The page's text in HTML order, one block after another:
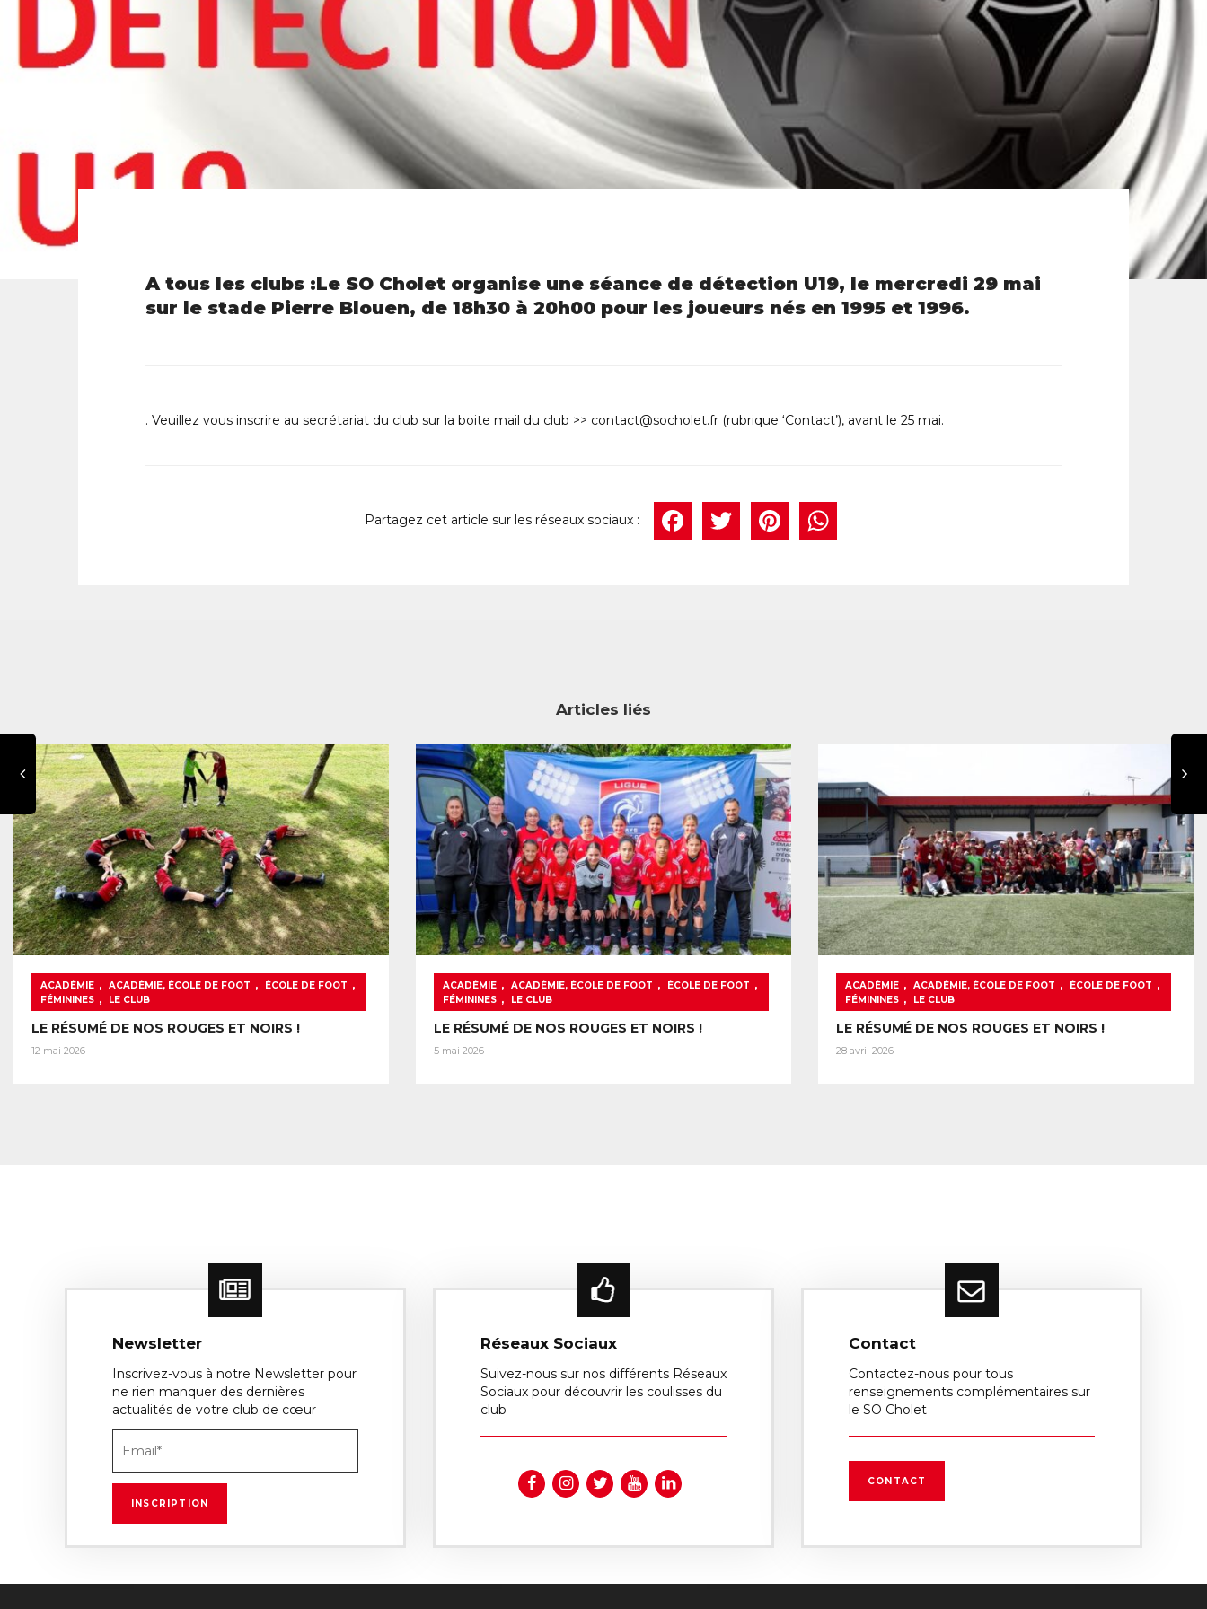
A tous les clubs :Le SO Cholet organise une séance de détection U19, le mercredi 29 mai
sur le stade Pierre Blouen, de 18h30 à 20h00 pour les joueurs nés en 1995 et 1996.
. Veuillez vous inscrire au secrétariat du club sur la boite mail du club >> contact@socholet.fr (rubrique ‘Contact’), avant le 25 mai.
Facebook
TwitterPinterest
Articles liés
ACADÉMIE , ACADÉMIE, ÉCOLE DE FOOT , ÉCOLE DE FOOT ,
FÉMININES , LE CLUB
LE RÉSUMÉ DE NOS ROUGES ET NOIRS !
12 mai 2026
ACADÉMIE , ACADÉMIE, ÉCOLE DE FOOT , ÉCOLE DE FOOT ,
FÉMININES , LE CLUB
LE RÉSUMÉ DE NOS ROUGES ET NOIRS !
5 mai 2026
ACADÉMIE , ACADÉMIE, ÉCOLE DE FOOT , ÉCOLE DE FOOT ,
FÉMININES , LE CLUB
LE RÉSUMÉ DE NOS ROUGES ET NOIRS !
28 avril 2026
Newsletter
Inscrivez-vous à notre Newsletter pour
ne rien manquer des dernières
actualités de votre club de cœur
Réseaux Sociaux
Suivez-nous sur nos différents Réseaux
Sociaux pour découvrir les coulisses du
club
Contact
Contactez-nous pour tous
renseignements complémentaires sur
le SO Cholet
CONTACT